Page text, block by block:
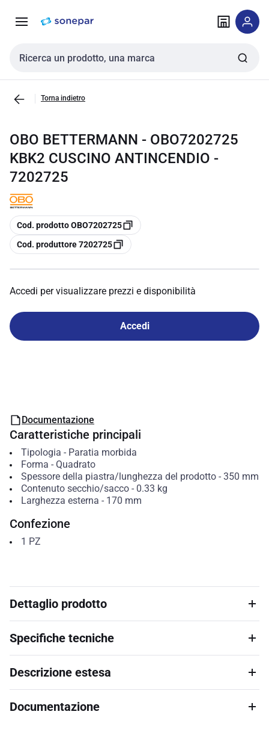
navigazione alla
Cerca input
Torna indietro
OBO BETTERMANN - OBO7202725
KBK2 CUSCINO ANTINCENDIO -
7202725
copia
Cod. prodotto OBO7202725
copia
Cod. produttore 7202725
Accedi per visualizzare prezzi e disponibilità
Accedi
Documentazione
Caratteristiche principali
Tipologia - Paratia morbida
Forma - Quadrato
Spessore della piastra/lunghezza del prodotto- 350 mm
Contenuto secchio/sacco- 0.33 kg
Larghezza esterna - 170 mm
Confezione
1 PZ
Dettaglio prodotto
Specifiche tecniche
Descrizione estesa
Documentazione